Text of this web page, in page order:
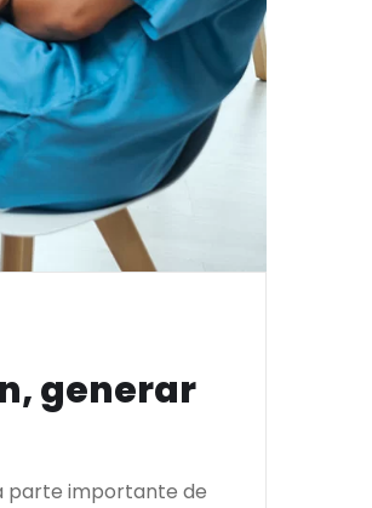
generar
parte importante de